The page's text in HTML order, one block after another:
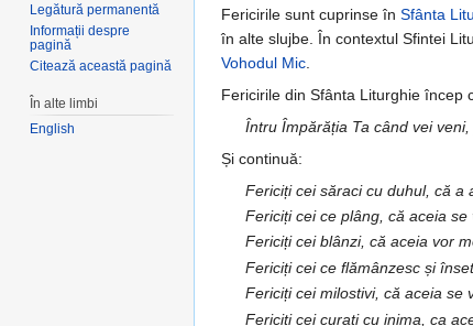
Fericirile sunt cuprinse în Sfânta
în alte slujbe. În contextul Sfintei
Vohodul Mic
Fericirile din Sfânta Liturghie încep
Întru Împărăția Ta când vei
Și continuă:
Fericiți cei săraci cu duhul, că a
Fericiți cei ce plâng, că aceia se
Fericiți cei blânzi, că aceia vor
Fericiți cei ce flămânzesc și
Fericiți cei milostivi, că aceia se
Fericiți cei curați cu inima, ca
Legătură permanentă
Informații despre
pagină
Citează această pagină
În alte limbi
English